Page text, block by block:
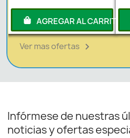
AGREGAR AL CARRITO
Ver mas ofertas 
Infórmese de nuestras
noticias y ofertas